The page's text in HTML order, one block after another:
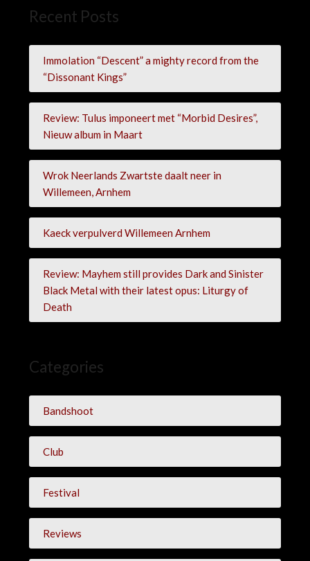
Recent Posts
Immolation “Descent” a mighty record from the
“Dissonant Kings”
Review: Tulus imponeert met “Morbid Desires”,
Nieuw album in Maart
Wrok Neerlands Zwartste daalt neer in
Willemeen, Arnhem
Kaeck verpulverd Willemeen Arnhem
Review: Mayhem still provides Dark and Sinister
Black Metal with their latest opus: Liturgy of
Death
Categories
Bandshoot
Club
Festival
Reviews